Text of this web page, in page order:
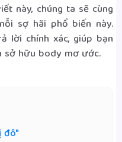
này, chúng ta sẽ cùng
sợ hãi phổ biến này.
lời chính xác, giúp bạn
hữu body mơ ước.
đô"